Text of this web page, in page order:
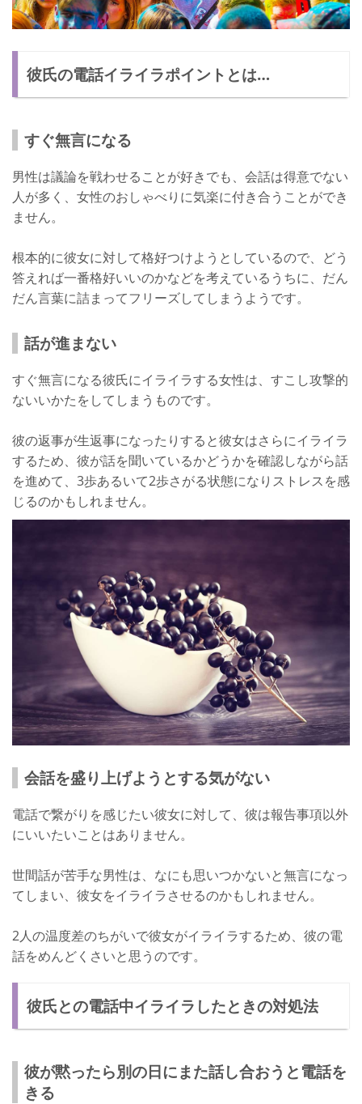
彼氏の電話イライラポイントとは…
すぐ無言になる
男性は議論を戦わせることが好きでも、会話は得意でない
人が多く、女性のおしゃべりに気楽に付き合うことができ
ません。
根本的に彼女に対して格好つけようとしているので、どう
答えれば一番格好いいのかなどを考えているうちに、だん
だん言葉に詰まってフリーズしてしまうようです。
話が進まない
すぐ無言になる彼氏にイライラする女性は、すこし攻撃的
ないいかたをしてしまうものです。
彼の返事が生返事になったりすると彼女はさらにイライラ
するため、彼が話を聞いているかどうかを確認しながら話
を進めて、3歩あるいて2歩さがる状態になりストレスを感
じるのかもしれません。
会話を盛り上げようとする気がない
電話で繋がりを感じたい彼女に対して、彼は報告事項以外
にいいたいことはありません。
世間話が苦手な男性は、なにも思いつかないと無言になっ
てしまい、彼女をイライラさせるのかもしれません。
2人の温度差のちがいで彼女がイライラするため、彼の電
話をめんどくさいと思うのです。
彼氏との電話中イライラしたときの対処法
彼が黙ったら別の日にまた話し合おうと電話を
きる